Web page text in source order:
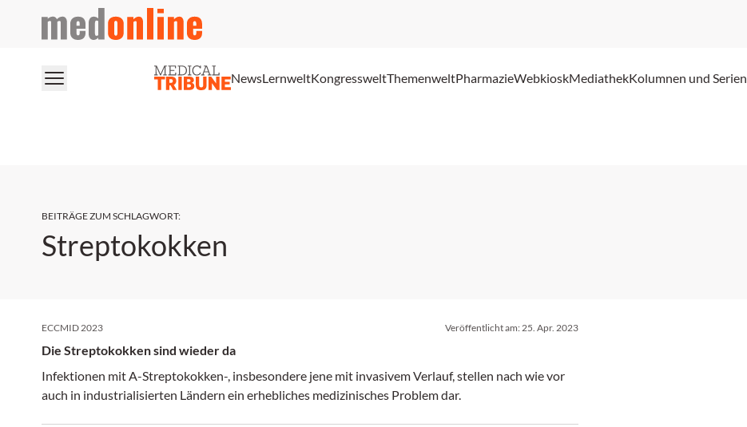
medonline
NewsLernweltKongressweltThemenweltPharmazieWebkioskMediathekKolumnen und Serien
BEITRÄGE ZUM SCHLAGWORT:
Streptokokken
ECCMID 2023 Veröffentlicht am:25. Apr. 2023
Die Streptokokken sind wieder da
Infektionen mit A-Streptokokken-, insbesondere jene mit invasivem Verlauf, stellen nach wie vor
auch in industrialisierten Ländern ein erhebliches medizinisches Problem dar.